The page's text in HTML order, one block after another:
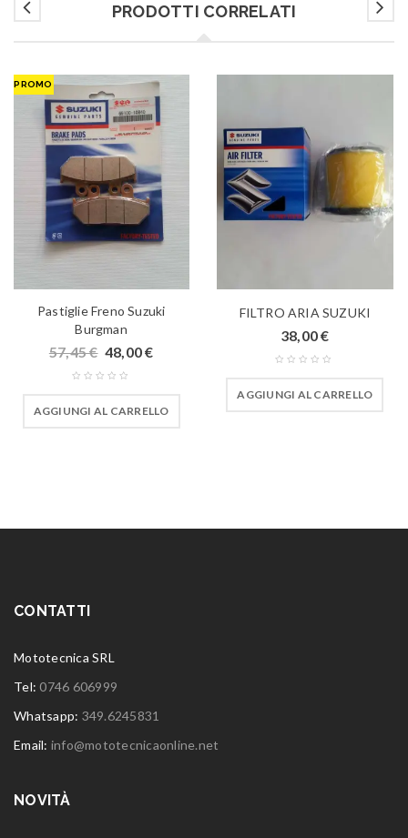
PRODOTTI CORRELATI
PROMO
Pastiglie Freno Suzuki
Burgman
57,45€ 48,00€
AGGIUNGI AL CARRELLO
FILTRO ARIA SUZUKI
38,00€
AGGIUNGI AL CARRELLO
CONTATTI
Mototecnica SRL
Tel:0746 606999
Whatsapp: 349.6245831
Email: info@mototecnicaonline.net
NOVITÀ